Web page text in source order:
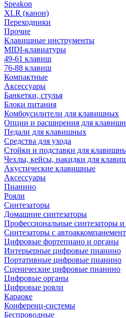
Speakon
XLR (канон)
Переходники
Прочие
Клавишные инструменты
MIDI-клавиатуры
49-61 клавиш
76-88 клавиш
Компактные
Аксессуары
Банкетки, стулья
Блоки питания
Комбоусилители для клавишных
Опции и расширения для
Педали для клавишных
Средства для ухода
Стойки и подставки для
Чехлы, кейсы, накидки для
Акустические клавишные
Аксессуары
Пианино
Рояли
Синтезаторы
Домашние синтезаторы
Профессиональные синтезаторы
Синтезаторы с
Цифровые фортепиано и органы
Интерьерные цифровые пианино
Портативные цифровые пианино
Сценические цифровые пианино
Цифровые органы
Цифровые рояли
Караоке
Конференц-системы
Беспроводные